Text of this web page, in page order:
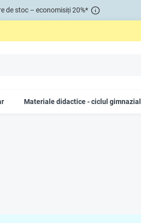
de stoc – economisiți 20%*
Materiale didactice - ciclul gimnazial